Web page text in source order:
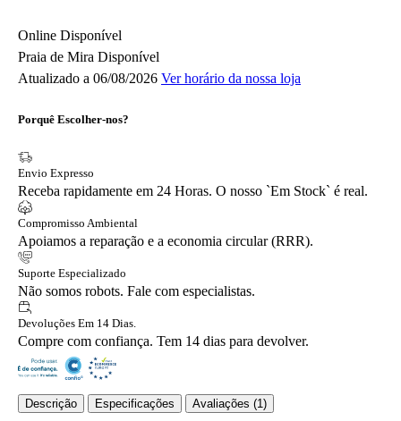
Online Disponível
Praia de Mira Disponível
Atualizado a 06/08/2026 Ver horário da nossa loja
Porquê Escolher-nos?
Envio Expresso
Receba rapidamente em 24 Horas. O nosso `Em Stock` é real.
Compromisso Ambiental
Apoiamos a reparação e a economia circular (RRR).
Suporte Especializado
Não somos robots. Fale com especialistas.
Devoluções Em 14 Dias.
Compre com confiança. Tem 14 dias para devolver.
Descrição Especificações Avaliações (1)